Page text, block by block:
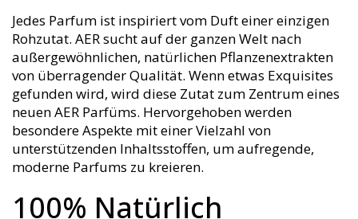
Jedes Parfum ist inspiriert vom Duft einer einzigen
Rohzutat. AER sucht auf der ganzen Welt nach
außergewöhnlichen, natürlichen Pflanzenextrakten
von überragender Qualität. Wenn etwas Exquisites
gefunden wird, wird diese Zutat zum Zentrum eines
neuen AER Parfüms. Hervorgehoben werden
besondere Aspekte mit einer Vielzahl von
unterstützenden Inhaltsstoffen, um aufregende,
moderne Parfums zu kreieren.
100% Natürlich